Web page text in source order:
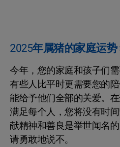
2025年属猪的家庭运势
今年，您的家庭和孩子们
有些人比平时更需要您的
能给予他们全部的关爱。
满足每个人，您将没有时
献精神和善良是举世闻名
请勇敢地说不。